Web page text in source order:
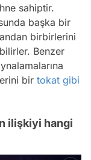
sahiptir.
başka bir
birbirlerini
Benzer
bir tokat gibi
ilişkiyi hangi